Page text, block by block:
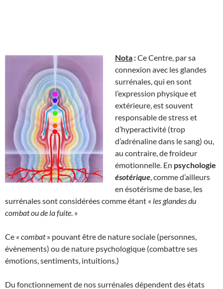
Nota :Ce Centre, par sa
connexion avec les glandes
surrénales, qui en sont
l’expression physique et
extérieure, est souvent
responsable de stress et
d’hyperactivité (trop
d’adrénaline dans le sang) ou,
au contraire, de froideur
émotionnelle. En psychologie
ésotérique, comme d’ailleurs
en ésotérisme de base, les
surrénales sont considérées comme étant « les glandes du
combat ou de la fuite. »
Ce « combat» pouvant être de nature sociale (personnes,
évènements) ou de nature psychologique (combattre ses
émotions, sentiments, intuitions.)
Du fonctionnement de nos surrénales dépendent des états